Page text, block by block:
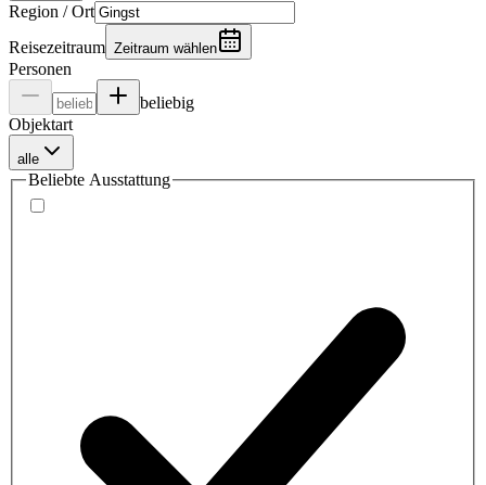
Region / Ort
Reisezeitraum Zeitraum wählen
Personen
beliebig
Objektart
alle
Beliebte Ausstattung